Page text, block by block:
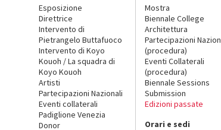
Esposizione
Direttrice
Intervento di
Pietrangelo Buttafuoco
Intervento di Koyo
Kouoh / La squadra di
Koyo Kouoh
Artisti
Partecipazioni Nazionali
Eventi collaterali
Padiglione Venezia
Donor
Mostra
Biennale College
Architettura
Partecipazioni
(procedura)
Eventi Collaterali
(procedura)
Biennale Sessions
Submission
Edizioni passate
Orari e sedi